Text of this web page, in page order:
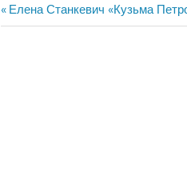
Навигация
Previous
Post:
Елена Станкевич «Кузьма